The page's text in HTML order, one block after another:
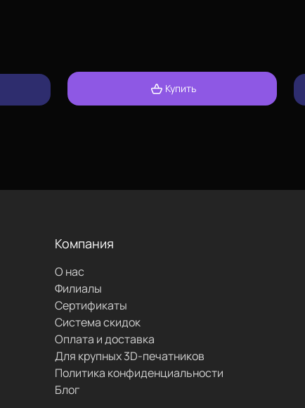
Купить
Компания
О нас
Филиалы
Сертификаты
Система скидок
Оплата и доставка
Для крупных 3D-печатников
Политика конфиденциальности
Блог